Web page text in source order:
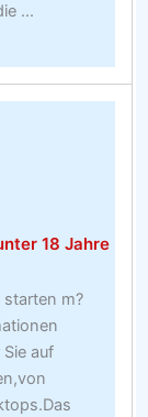
...
18 Jahre
m?
auf